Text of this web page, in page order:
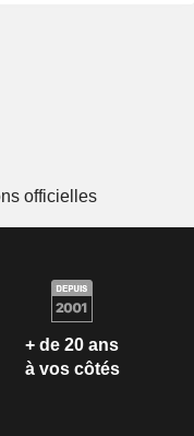
officielles
+ de 20 ans
à vos côtés